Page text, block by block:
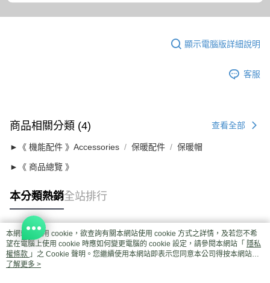
顯示電腦版詳細說明
客服
商品相關分類 (4) 查看全部
►《 機能配件 》Accessories 保暖配件 保暖帽
►《 商品總覽 》
本分類熱銷全站排行
熱門標籤
本網站中使用 cookie，欲查詢有關本網站使用 cookie 方式之詳情，及若您不希
望在電腦上使用 cookie 時應如何變更電腦的 cookie 設定，請參閱本網站「 隱私
權條款 」之 Cookie 聲明。您繼續使用本網站即表示您同意本公司得按本網站使
用條款之 Cookie 聲明使用 cookie。
了解更多 >